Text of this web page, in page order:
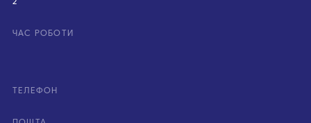
ЧАС РОБОТИ
ТЕЛЕФОН